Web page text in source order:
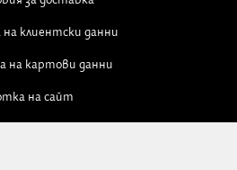
клиентски данни
на картови данни
на сайт